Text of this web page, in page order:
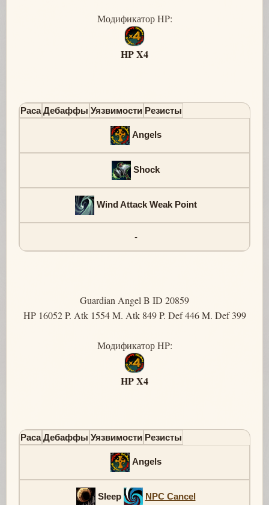
Модификатор HP:
HP X4
Раса Дебаффы Уязвимости Резисты
Angels
Shock
Wind Attack Weak Point
-
Guardian Angel B ID 20859
HP 16052 P. Atk 1554 M. Atk 849 P. Def 446 M. Def 399
Модификатор HP:
HP X4
Раса Дебаффы Уязвимости Резисты
Angels
Sleep NPC Cancel